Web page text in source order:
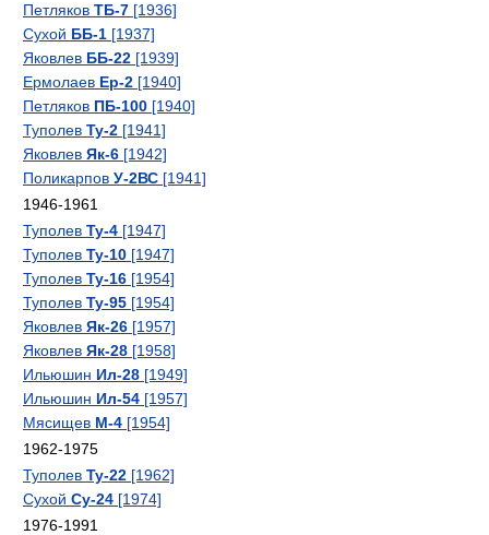
Петляков ТБ-7 [1936]
Сухой ББ-1 [1937]
Яковлев ББ-22 [1939]
Ермолаев Ер-2 [1940]
Петляков ПБ-100 [1940]
Туполев Ту-2 [1941]
Яковлев Як-6 [1942]
Поликарпов У-2ВС [1941]
1946-1961
Туполев Ту-4 [1947]
Туполев Ту-10 [1947]
Туполев Ту-16 [1954]
Туполев Ту-95 [1954]
Яковлев Як-26 [1957]
Яковлев Як-28 [1958]
Ильюшин Ил-28 [1949]
Ильюшин Ил-54 [1957]
Мясищев М-4 [1954]
1962-1975
Туполев Ту-22 [1962]
Сухой Су-24 [1974]
1976-1991